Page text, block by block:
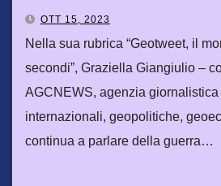
OTT 15, 2023
Nella sua rubrica “Geotweet, il
secondi”, Graziella Giangiulio –
AGCNEWS, agenzia
internazionali, geopolitiche,
continua a parlare della guerra…